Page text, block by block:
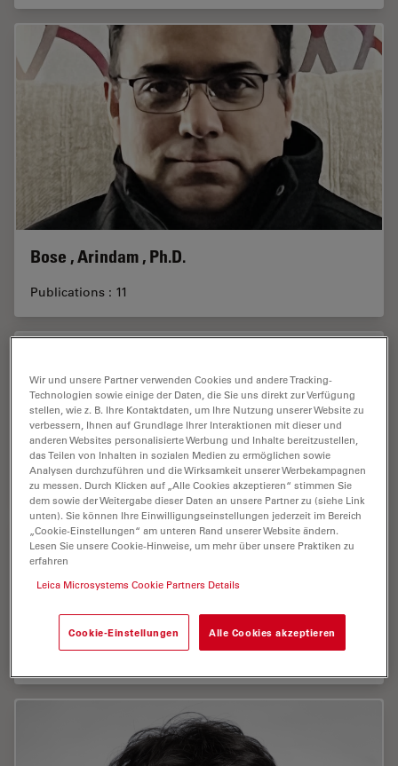
Bose , Arindam , Ph.D.
Publications : 11
Brandstetter , Marlene
Publications : 1
Braun , Beate
Wir und unsere Partner verwenden Cookies und andere Tracking-
Technologien sowie einige der Daten, die Sie uns direkt zur Verfügung
stellen, wie z. B. Ihre Kontaktdaten, um Ihre Nutzung unserer Website zu
verbessern, Ihnen auf Grundlage Ihrer Interaktionen mit dieser und
anderen Websites personalisierte Werbung und Inhalte bereitzustellen,
das Teilen von Inhalten in sozialen Medien zu ermöglichen sowie
Analysen durchzuführen und die Wirksamkeit unserer Werbekampagnen
zu messen. Durch Klicken auf „Alle Cookies akzeptieren“ stimmen Sie
dem sowie der Weitergabe dieser Daten an unsere Partner zu (siehe Link
unten). Sie können Ihre Einwilligungseinstellungen jederzeit im Bereich
„Cookie-Einstellungen“ am unteren Rand unserer Website ändern.
Lesen Sie unsere Cookie-Hinweise, um mehr über unsere Praktiken zu
erfahren
Leica Microsystems Cookie Partners Details
Cookie-Einstellungen Alle Cookies akzeptieren